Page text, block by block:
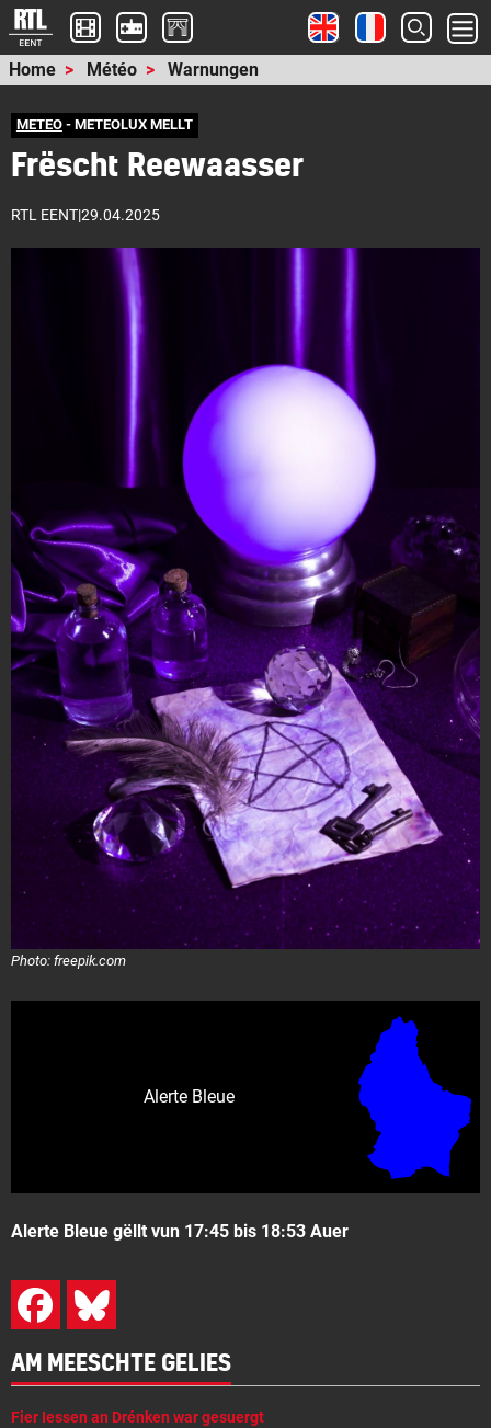
Home Météo Warnungen
METEO- METEOLUX MELLT
Frëscht Reewaasser
RTL EENT|29.04.2025
Photo: freepik.com
Alerte Bleue
Alerte Bleue gëllt vun 17:45 bis 18:53 Auer
AM MEESCHTE GELIES
Fier Iessen an Drénken war gesuergt